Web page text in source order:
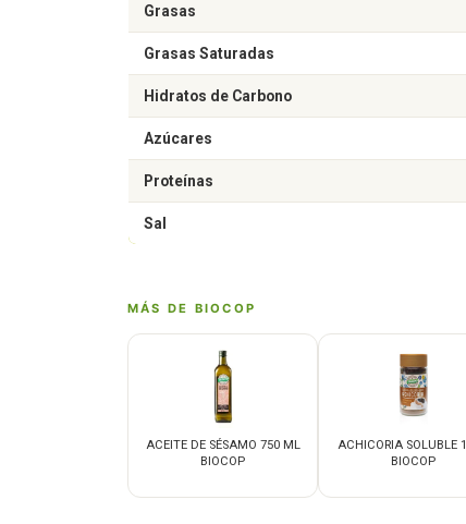
Grasas
Grasas Saturadas
Hidratos de Carbono
Azúcares
Proteínas
Sal
MÁS DE BIOCOP
ACEITE DE SÉSAMO 750 ML
BIOCOP
ACHICORIA SOLUBLE
BIOCOP